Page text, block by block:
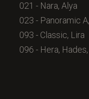
021 - Nara, Alya
023 - Panoramic
093 - Classic, Lira
096 - Hera,